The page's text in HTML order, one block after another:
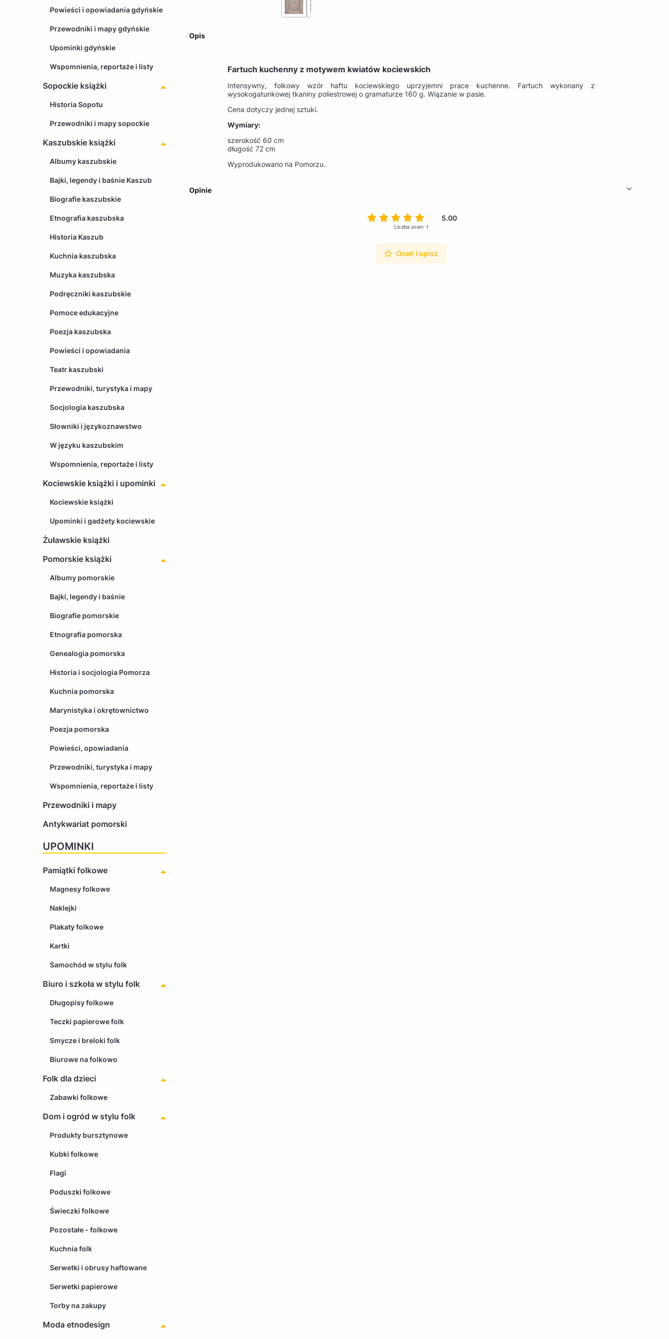
Powieści i opowiadania gdyńskie
Przewodniki i mapy gdyńskie
Upominki gdyńskie
Wspomnienia, reportaże i listy
Sopockie książki
Historia Sopotu
Przewodniki i mapy sopockie
Kaszubskie książki
Albumy kaszubskie
Bajki, legendy i baśnie Kaszub
Biografie kaszubskie
Etnografia kaszubska
Historia Kaszub
Kuchnia kaszubska
Muzyka kaszubska
Podręczniki kaszubskie
Pomoce edukacyjne
Poezja kaszubska
Powieści i opowiadania
Teatr kaszubski
Przewodniki, turystyka i mapy
Socjologia kaszubska
Słowniki i językoznawstwo
W języku kaszubskim
Wspomnienia, reportaże i listy
Kociewskie książki i upominki
Kociewskie książki
Upominki i gadżety kociewskie
Żuławskie książki
Pomorskie książki
Albumy pomorskie
Bajki, legendy i baśnie
Biografie pomorskie
Etnografia pomorska
Genealogia pomorska
Historia i socjologia Pomorza
Kuchnia pomorska
Marynistyka i okrętownictwo
Poezja pomorska
Powieści, opowiadania
Przewodniki, turystyka i mapy
Wspomnienia, reportaże i listy
Przewodniki i mapy
Antykwariat pomorski
UPOMINKI
Pamiątki folkowe
Magnesy folkowe
Naklejki
Plakaty folkowe
Kartki
Samochód w stylu folk
Biuro i szkoła w stylu folk
Długopisy folkowe
Teczki papierowe folk
Smycze i breloki folk
Biurowe na folkowo
Folk dla dzieci
Zabawki folkowe
Dom i ogród w stylu folk
Produkty bursztynowe
Kubki folkowe
Flagi
Poduszki folkowe
Świeczki folkowe
Pozostałe - folkowe
Kuchnia folk
Serwetki i obrusy haftowane
Serwetki papierowe
Torby na zakupy
Moda etnodesign
Opis
Fartuch kuchenny z motywem kwiatów kociewskich
Intensywny, folkowy wzór haftu kociewskiego uprzyjemni prace kuchenne. Fartuch wykonany z
wysokogatunkowej tkaniny poliestrowej o gramaturze 160 g. Wiązanie w pasie.
Cena dotyczy jednej sztuki.
Wymiary:
szerokość 60 cm
długość 72 cm
Wyprodukowano na Pomorzu.
Opinie
5.00
Liczba ocen: 1
Oceń i opisz